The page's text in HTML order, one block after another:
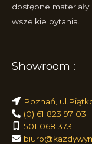
dostępne
wszelkie pytania.
Showroom :
Poznań,
(0) 61 823 97 03
501 068 373